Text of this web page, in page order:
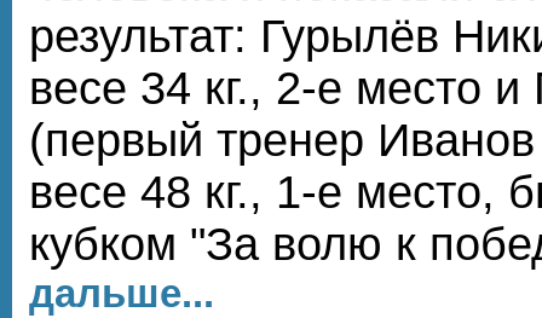
результат: Гурылёв
весе 34 кг., 2-е место
(первый тренер
весе 48 кг., 1-е место,
кубком "За волю к
дальше...